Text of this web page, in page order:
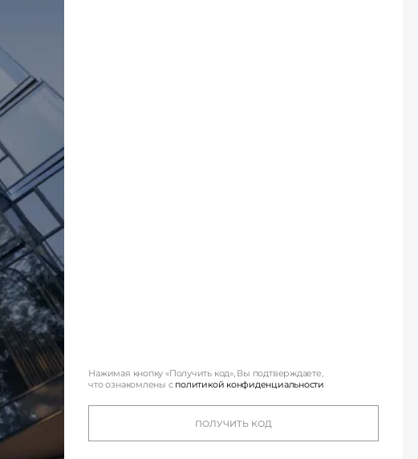
Нажимая кнопку «Получить код», Вы подтверждаете,
что ознакомлены с политикой конфиденциальности
ПОЛУЧИТЬ КОД